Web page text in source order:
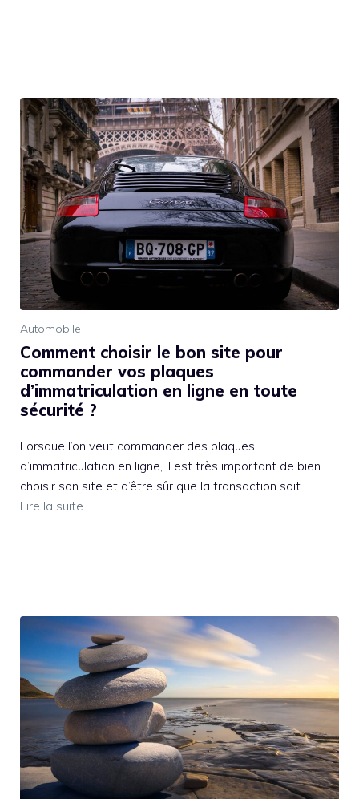
Automobile
Comment choisir le bon site pour
commander vos plaques
d’immatriculation en ligne en toute
sécurité ?
Lorsque l’on veut commander des plaques
d’immatriculation en ligne, il est très important de bien
choisir son site et d’être sûr que la transaction soit …
Lire la suite